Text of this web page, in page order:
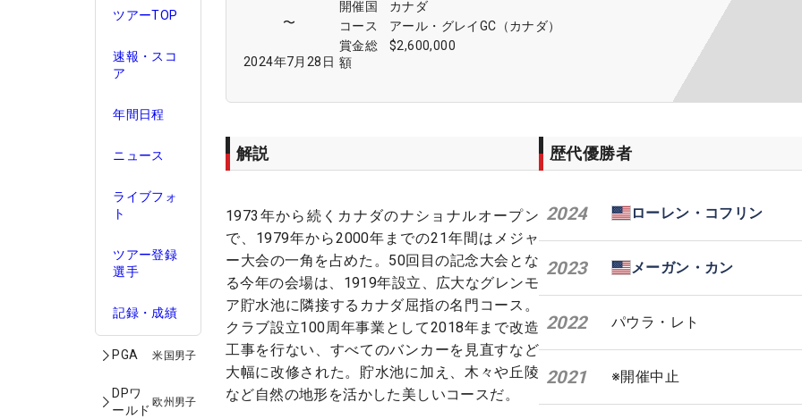
ツアーTOP
速報・スコ
ア
年間日程
ニュース
ライブフォ
ト
ツアー登録
選手
記録・成績
PGA 米国男子
DPワ
ールド
欧州男子
〜
2024年7月28日
開催国
カナダ
コース
アール・グレイGC（カナダ）
賞金総
額
$2,600,000
解説
1973年から続くカナダのナショナルオープン
で、1979年から2000年までの21年間はメジャ
ー大会の一角を占めた。50回目の記念大会とな
る今年の会場は、1919年設立、広大なグレンモ
ア貯水池に隣接するカナダ屈指の名門コース。
クラブ設立100周年事業として2018年まで改造
工事を行ない、すべてのバンカーを見直すなど
大幅に改修された。貯水池に加え、木々や丘陵
など自然の地形を活かした美しいコースだ。
歴代優勝者
2024 ローレン・コフリン
2023 メーガン・カン
2022 パウラ・レト
2021 ※開催中止